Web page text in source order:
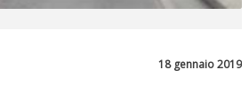
18 gennaio 2019